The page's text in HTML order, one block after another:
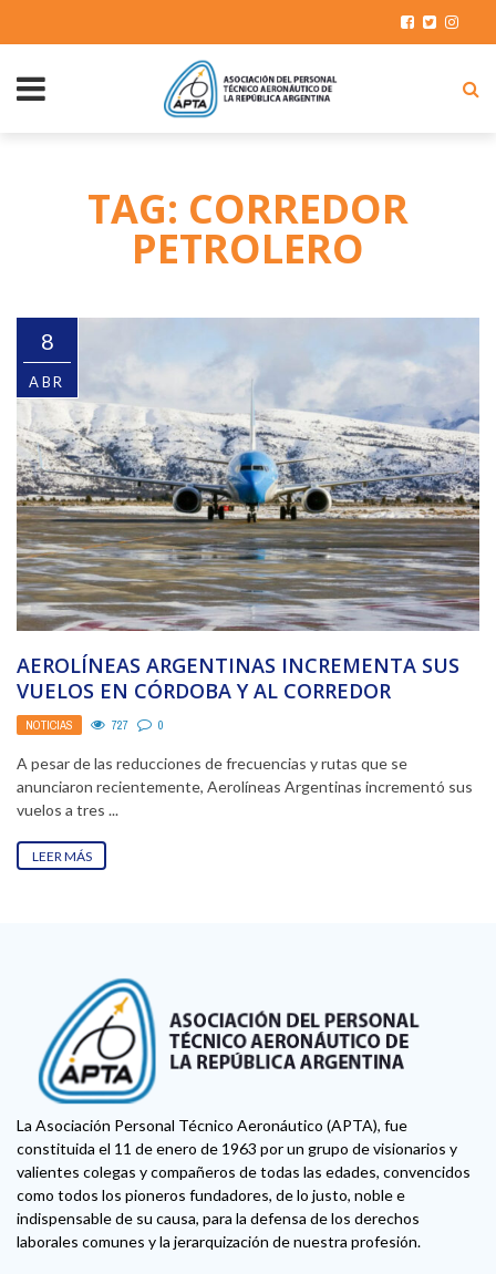
TAG: CORREDOR
PETROLERO
8
ABR
AEROLÍNEAS ARGENTINAS INCREMENTA SUS
VUELOS EN CÓRDOBA Y AL CORREDOR
PETROLERO
NOTICIAS 727 0
A pesar de las reducciones de frecuencias y rutas que se
anunciaron recientemente, Aerolíneas Argentinas incrementó sus
vuelos a tres ...
LEER MÁS
La Asociación Personal Técnico Aeronáutico (APTA), fue
constituida el 11 de enero de 1963 por un grupo de visionarios y
valientes colegas y compañeros de todas las edades, convencidos
como todos los pioneros fundadores, de lo justo, noble e
indispensable de su causa, para la defensa de los derechos
laborales comunes y la jerarquización de nuestra profesión.